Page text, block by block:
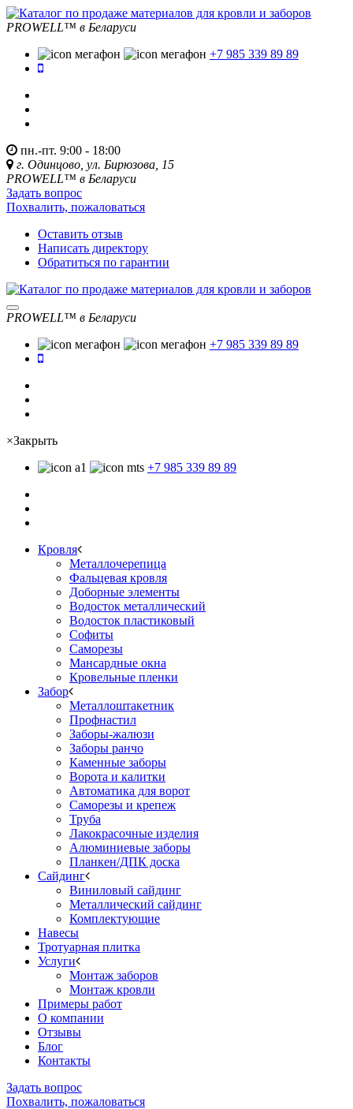
PROWELL™ в Беларуси
+7 985 339 89 89
пн.-пт. 9:00 - 18:00
г. Одинцово, ул. Бирюзова, 15
PROWELL™ в Беларуси
Задать вопрос
Похвалить, пожаловаться
Оставить отзыв
Написать директору
Обратиться по гарантии
PROWELL™ в Беларуси
+7 985 339 89 89
×Закрыть
+7 985 339 89 89
Кровля
Металлочерепица
Фальцевая кровля
Доборные элементы
Водосток металлический
Водосток пластиковый
Софиты
Саморезы
Мансардные окна
Кровельные пленки
Забор
Металлоштакетник
Профнастил
Заборы-жалюзи
Заборы ранчо
Каменные заборы
Ворота и калитки
Автоматика для ворот
Саморезы и крепеж
Труба
Лакокрасочные изделия
Алюминиевые заборы
Планкен/ДПК доска
Сайдинг
Виниловый сайдинг
Металлический сайдинг
Комплектующие
Навесы
Тротуарная плитка
Услуги
Монтаж заборов
Монтаж кровли
Примеры работ
О компании
Отзывы
Блог
Контакты
Задать вопрос
Похвалить, пожаловаться